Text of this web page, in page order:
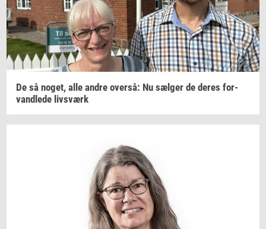
De så noget, alle andre over­så: Nu sæl­ger de deres for­
vand­le­de livs­værk